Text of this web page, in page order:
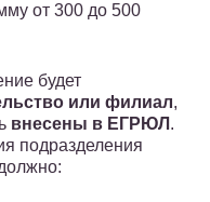
от 300 до 500
будет
или филиал,
внесены в ЕГРЮЛ .
подразделения